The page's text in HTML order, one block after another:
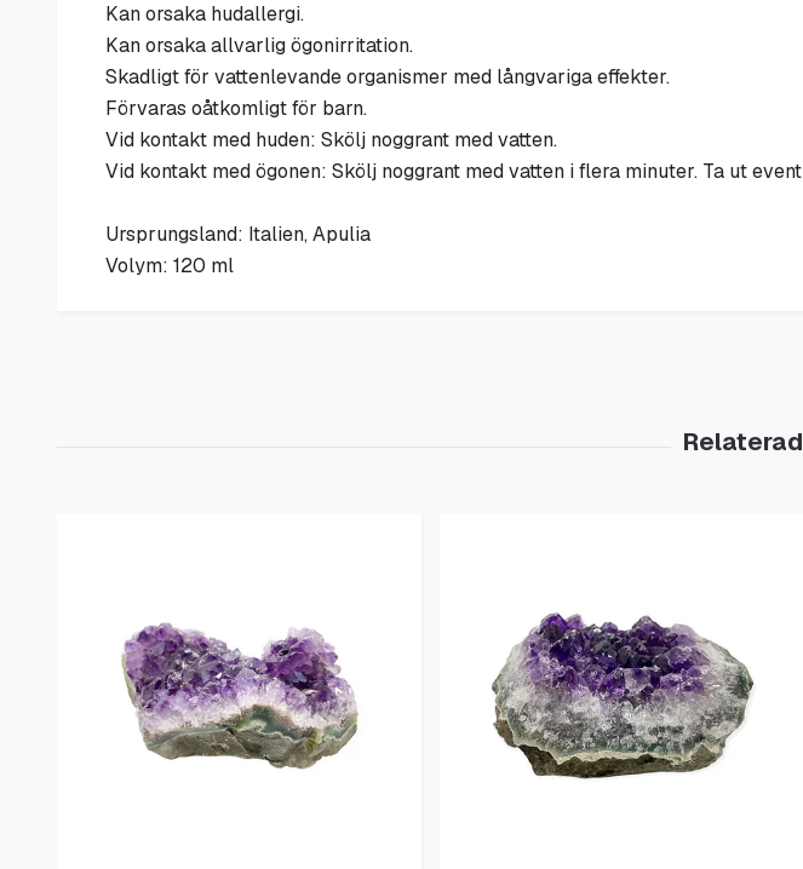
Kan orsaka hudallergi.
Kan orsaka allvarlig ögonirritation.
Skadligt för vattenlevande organismer med långvariga effekter.
Förvaras oåtkomligt för barn.
Vid kontakt med huden: Skölj noggrant med vatten.
Vid kontakt med ögonen: Skölj noggrant med vatten i flera minuter. Ta ut
Ursprungsland: Italien, Apulia
Volym: 120 ml